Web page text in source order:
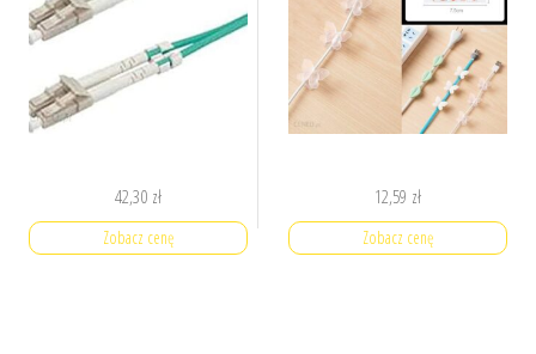
42,30 zł
Zobacz cenę
12,59 zł
Zobacz cenę